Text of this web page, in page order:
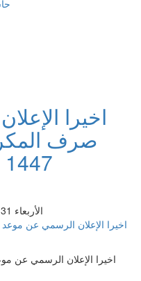
اخيرا
صرف
الأربعاء 31 ديسمبر 2025 09:03 صباحاً